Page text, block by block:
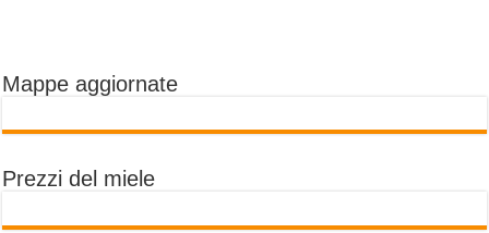
Mappe aggiornate
Prezzi del miele